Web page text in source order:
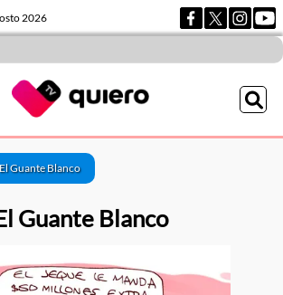
2026
El Guante Blanco
Guante Blanco